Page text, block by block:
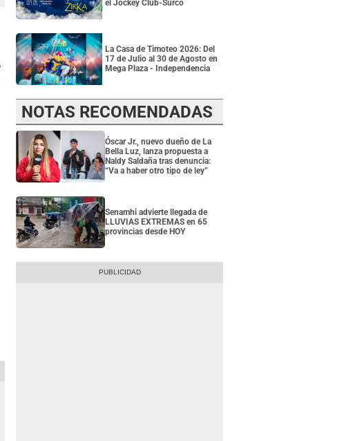
el Jockey Club-Surco
La Casa de Timoteo 2026: Del
17 de Julio al 30 de Agosto en
Mega Plaza - Independencia
NOTAS RECOMENDADAS
Óscar Jr., nuevo dueño de La
Bella Luz, lanza propuesta a
Naldy Saldaña tras denuncia:
“Va a haber otro tipo de ley”
Senamhi advierte llegada de
LLUVIAS EXTREMAS en 65
provincias desde HOY